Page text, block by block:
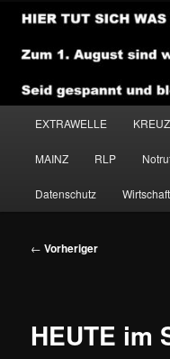
Zum
primären
Inhalt
EXTRAWELLE
MAINZ RLP
Datenschutz Wirtschaft
Beitragsnavigation
← Vorheriger
HEUTE im